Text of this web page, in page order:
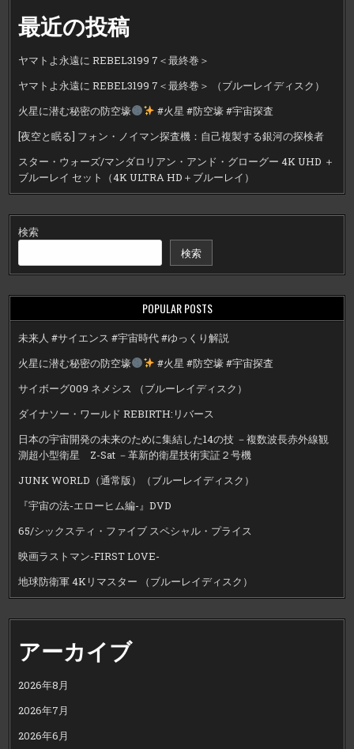
最近の投稿
ヤマトよ永遠に REBEL3199 7＜最終巻＞
ヤマトよ永遠に REBEL3199 7＜最終巻＞ （ブルーレイディスク）
火星に潜む秘密の防空壕
#火星 #防空壕 #宇宙探査
[夜空と眠る] フォン・ノイマン探査機：自己複製する銀河の探検者
スター・ウォーズ/マンダロリアン・アンド・グローグー 4K UHD ＋
ブルーレイ セット（4K ULTRA HD＋ブルーレイ）
検索
検索
POPULAR POSTS
未来人 #サイエンス #宇宙時代 #ゆっくり解説
火星に潜む秘密の防空壕
#火星 #防空壕 #宇宙探査
サイボーグ009 ネメシス （ブルーレイディスク）
ダイナソー・ワールド REBIRTH:リバース
日本の宇宙開発の未来のために集結した14の技 －複数波長赤外線観
測超小型衛星 Z-Sat －革新的衛星技術実証２号機
JUNK WORLD（通常版）（ブルーレイディスク）
『宇宙の法-エローヒム編-』DVD
65/シックスティ・ファイブ スペシャル・プライス
映画ラストマン-FIRST LOVE-
地球防衛軍 4Kリマスター （ブルーレイディスク）
アーカイブ
2026年8月
2026年7月
2026年6月